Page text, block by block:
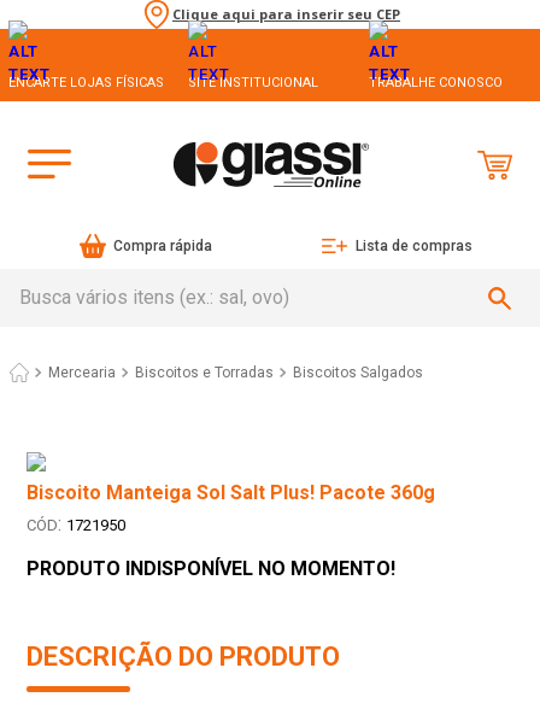
Clique aqui para inserir seu CEP
ENCARTE LOJAS FÍSICAS SITE INSTITUCIONAL TRABALHE CONOSCO
Compra rápida Lista de compras
Mercearia Biscoitos e Torradas Biscoitos Salgados
Biscoito Manteiga Sol Salt Plus! Pacote 360g
: 1721950
PRODUTO INDISPONÍVEL NO MOMENTO!
DESCRIÇÃO DO PRODUTO